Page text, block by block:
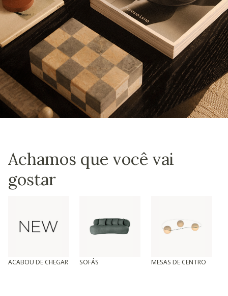
Achamos que você vai
gostar
ACABOU DE CHEGAR SOFÁS MESAS DE CENTRO